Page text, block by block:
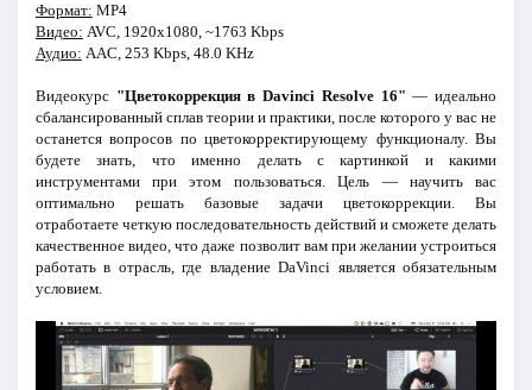
Формат: MP4
Видео: AVC, 1920x1080, ~1763 Kbps
Аудио: AAC, 253 Kbps, 48.0 KHz
Видеокурс "Цветокоррекция в Davinci Resolve 16" — идеально
сбалансированный сплав теории и практики, после которого у вас не
останется вопросов по цветокорректирующему функционалу. Вы
будете знать, что именно делать с картинкой и какими
инструментами при этом пользоваться. Цель — научить вас
оптимально решать базовые задачи цветокоррекции. Вы
отработаете четкую последовательность действий и сможете делать
качественное видео, что даже позволит вам при желании устроиться
работать в отрасль, где владение DaVinci является обязательным
условием.